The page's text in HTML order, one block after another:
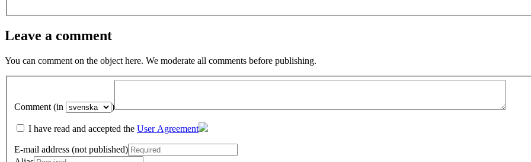
Leave a comment
You can comment on the object here. We moderate all comments before publishing.
Comment (in )
I have read and accepted the User Agreement
E-mail address (not published)